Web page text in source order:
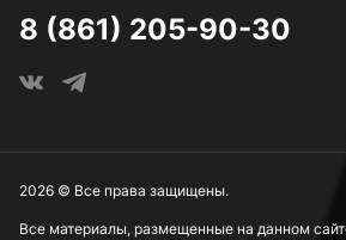
8 (861) 205-90-30
Все материалы, размещенные на данном
2026 © Все права защищены.